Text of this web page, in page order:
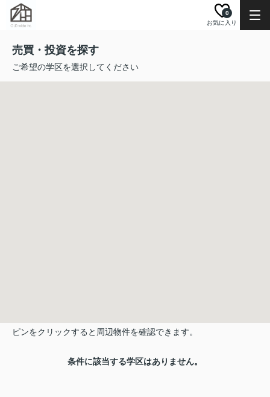
お気に入り
0
売買・投資を探す
ご希望の学区を選択してください
ピンをクリックすると周辺物件を確認できます。
条件に該当する学区はありません。